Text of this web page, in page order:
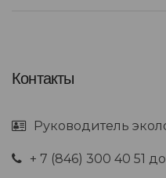
Контакты
Руководитель
+ 7 (846) 300 40 51